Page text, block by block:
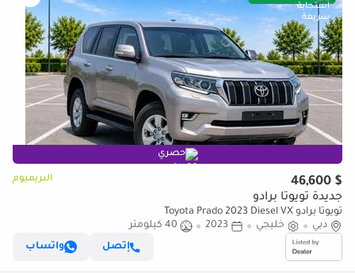
حصري
$ 46,600 البريميوم
جديدة تويوتا برادو
تويوتا برادو Toyota Prado 2023 Diesel VX
دبي
خليجي 2023
40 كيلومتر
إتصل
واتساب